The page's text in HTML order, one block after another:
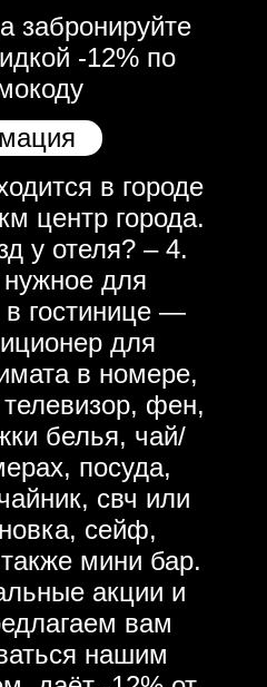
забронируйте
-12% по
в городе
центр города.
у отеля? – 4.
для
гостинице —
для
в номере,
фен,
белья, чай/
посуда,
свч или
сейф,
мини бар.
акции и
вам
нашим